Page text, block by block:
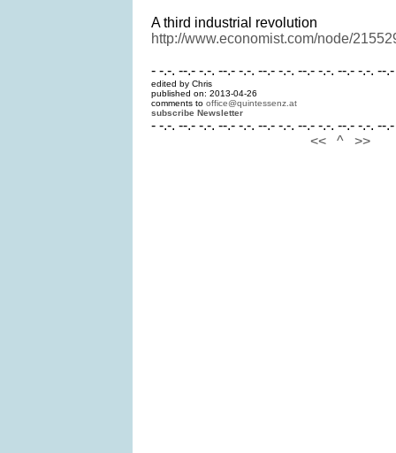
A third industrial revolution
http://www.economist.com/node/
- -.-. --.- -.-. --.- -.-. --.- -.-. --.- -.-. --.- -.-. --.-
edited by Chris
published on: 2013-04-26
comments to office@quintessenz.at
subscribe Newsletter
- -.-. --.- -.-. --.- -.-. --.- -.-. --.- -.-. --.- -.-. --.-
<<
^ >>